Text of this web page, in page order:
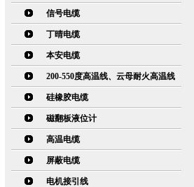
信号电缆
丁晴电缆
本安电缆
200-550度高温线、云母耐火高温线
硅橡胶电缆
磁翻板液位计
高温电缆
屏蔽电缆
电机接引线